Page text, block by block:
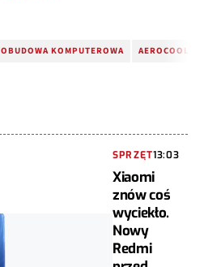
OBUDOWA KOMPUTEROWA AEROCOOL
SPRZĘT13:03
Xiaomi
znów coś
wyciekło.
Nowy
Redmi